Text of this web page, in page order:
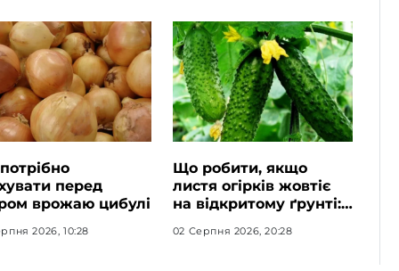
перед
врожаю цибулі
2026, 10:28
Що робити, якщо
листя огірків жовтіє
на відкритому ґрунті:
02 Серпня 2026, 20:28